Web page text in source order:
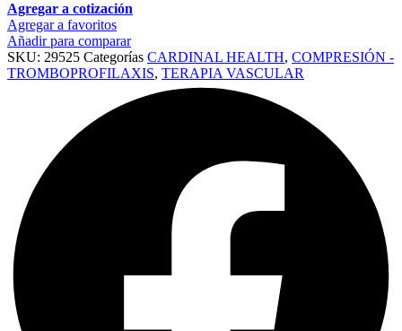
Agregar a cotización
Agregar a favoritos
Añadir para comparar
SKU: 29525 Categorías CARDINAL HEALTH, COMPRESIÓN -
TROMBOPROFILAXIS, TERAPIA VASCULAR